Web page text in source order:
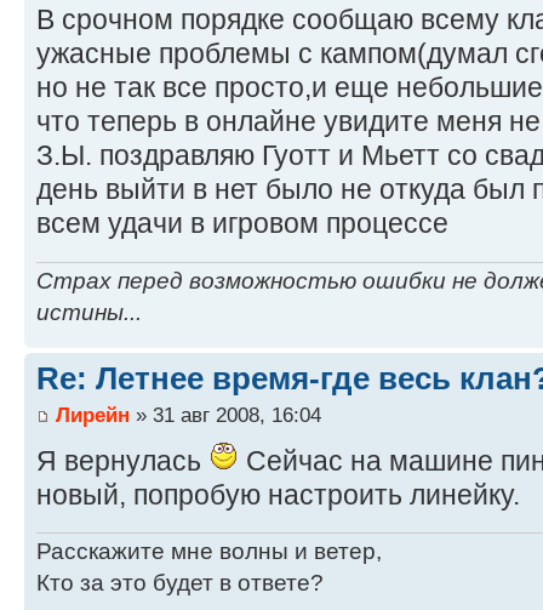
В срочном порядке сообщаю всему
ужасные проблемы с кампом(думал
но не так все просто,и еще
что теперь в онлайне увидите меня
З.Ы. поздравляю Гуотт и Мьетт со
день выйти в нет было не откуда был
всем удачи в игровом процессе
Страх перед возможностью ошибки не
истины...
Re: Летнее время-где весь
Лирейн » 31 авг 2008, 16:04
Я вернулась
Сейчас на машине
новый, попробую настроить линейку.
Расскажите мне волны и ветер,
Кто за это будет в ответе?